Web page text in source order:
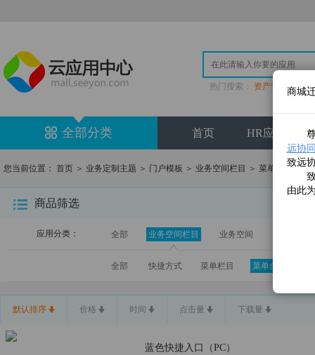
热门搜索： 资产管理| 登
全部分类 首页 HR应用专区
商城
尊敬
远协
致远
致远
由此
您当前位置： 首页 ＞ 业务定制主题 ＞ 门户模板 ＞ 业务空间栏目 ＞ 菜单合集
商品筛选
应用分类： 全部 业务空间栏目 业务空间
全部 快捷方式 菜单栏目 菜单合集
默认排序 价格 时间 点击量 下载量
蓝色快捷入口（PC）